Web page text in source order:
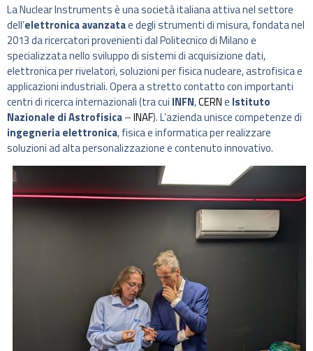
La Nuclear Instruments è una società italiana attiva nel settore
dell’elettronica avanzatae degli strumenti di misura, fondata nel
2013 da ricercatori provenienti dal Politecnico di Milano e
specializzata nello sviluppo di sistemi di acquisizione dati,
elettronica per rivelatori, soluzioni per fisica nucleare, astrofisica e
applicazioni industriali. Opera a stretto contatto con importanti
centri di ricerca internazionali (tra cui INFN,CERNe Istituto
Nazionale di Astrofisica–INAF). L’azienda unisce competenze di
ingegneria elettronica, fisica e informatica per realizzare
soluzioni ad alta personalizzazione e contenuto innovativo.